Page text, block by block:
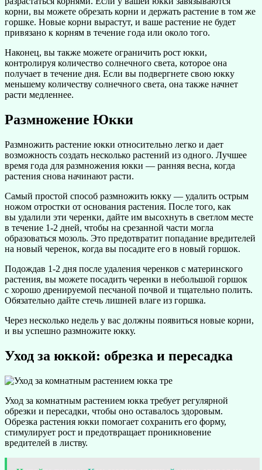
корни, вы можете обрезать корни и держать растение в том же
горшке. Новые корни вырастут, и ваше растение не будет
привязано к корням в течение года или около того.
Наконец, вы также можете ограничить рост юкки,
контролируя количество солнечного света, которое она
получает в течение дня. Если вы подвергнете свою юкку
меньшему количеству солнечного света, она также начнет
расти медленнее.
Размножение Юкки
Размножить растение юкки относительно легко и дает
возможность создать несколько растений из одного. Лучшее
время года для размножения юкки — ранняя весна, когда
растения снова начинают расти.
Самый простой способ размножить юкку — удалить острым
ножом отростки от основания растения. После того, как
вы удалили эти черенки, дайте им высохнуть в светлом месте
в течение 1-2 дней, чтобы на срезанной части могла
образоваться мозоль. Это предотвратит попадание вредителей
на новый черенок, когда вы посадите его в новый горшок.
Подождав 1-2 дня после удаления черенков с материнского
растения, вы можете посадить черенки в небольшой горшок
с хорошо дренируемой песчаной почвой и тщательно полить.
Обязательно дайте стечь лишней влаге из горшка.
Через несколько недель у вас должны появиться новые корни,
и вы успешно размножите юкку.
Уход за юккой: обрезка и пересадка
Уход за комнатным растением юкка требует регулярной
обрезки и пересадки, чтобы оно оставалось здоровым.
Обрезка растения юкки помогает сохранить его форму,
стимулирует рост и предотвращает проникновение
вредителей в листву.